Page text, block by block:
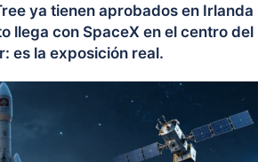
ya tienen aprobados en
llega con SpaceX en el centro
es la exposición real.